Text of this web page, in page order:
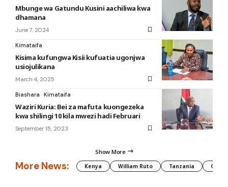
Mbunge wa Gatundu Kusini aachiliwa kwa
dhamana
June 7, 2024
Kimataifa
Kisima kufungwa Kisii kufuatia ugonjwa
usiojulikana
March 4, 2025
Biashara Kimataifa
Waziri Kuria: Bei za mafuta kuongezeka
kwa shilingi 10 kila mwezi hadi Februari
September 15, 2023
Show More
More News: Kenya William Ruto Tanzania CAF